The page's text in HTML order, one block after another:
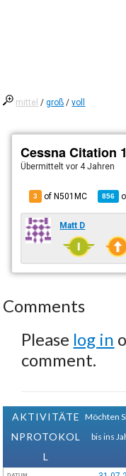
mittel /groß /voll
Cessna Citation
Übermitteltvor 4 Jahren
3 of N501MC 856
Matt D
Comments
Please log in
comment.
AKTIVITÄTE
NPROTOKOL
L
Möchten
bis ins